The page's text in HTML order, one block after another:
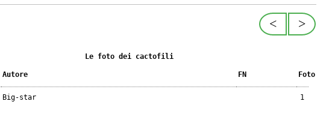
>
<
Le foto dei cactofili
Autore FN Foto
Big-star 1